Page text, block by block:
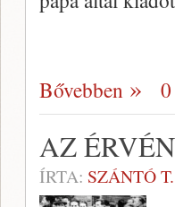
Bővebben
AZ
ÍRTA: SZÁNTÓ